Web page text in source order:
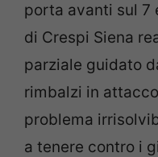
porta avanti sul 7
di Crespi Siena
parziale guidato
rimbalzi in
problema
a tenere contro i